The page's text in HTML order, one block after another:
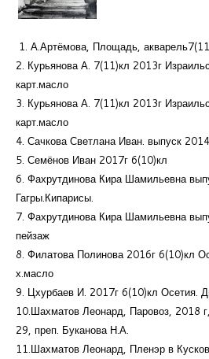
1. А.Артёмова, Площадь,
2. Курьянова А. 7(11)кл 2013г
карт.масло
3. Курьянова А. 7(11)кл 2013г
карт.масло
4. Сачкова Светлана Иван. выпуск
5. Семёнов Иван 2017г 6(10)кл
6. Фахрутдинова Кира Шамильевна
Гагры.Кипарисы.
7. Фахрутдинова Кира Шамильевна
пейзаж
8. Филатова Полинова 2016г 6(10)кл
х.масло
9. Цхурбаев И. 2017г 6(10)кл Осетия.
10.Шахматов Леонард, Паровоз, 2018
29, преп. Буканова Н.А.
11.Шахматов Леонард, Пленэр в